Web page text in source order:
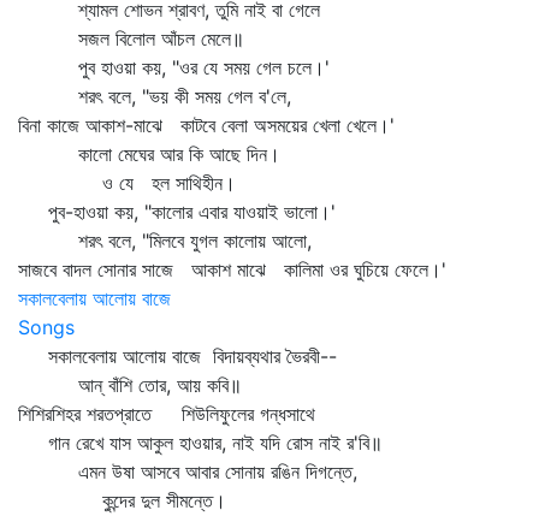
শ্যামল শোভন শ্রাবণ, তুমি নাই বা গেলে
সজল বিলোল আঁচল মেলে॥
পুব হাওয়া কয়, "ওর যে সময় গেল চলে।'
শরৎ বলে, "ভয় কী সময় গেল ব'লে,
বিনা কাজে আকাশ-মাঝে কাটবে বেলা অসময়ের খেলা খেলে।'
কালো মেঘের আর কি আছে দিন।
ও যে হল সাথিহীন।
পুব-হাওয়া কয়, "কালোর এবার যাওয়াই ভালো।'
শরৎ বলে, "মিলবে যুগল কালোয় আলো,
সাজবে বাদল সোনার সাজে আকাশ মাঝে কালিমা ওর ঘুচিয়ে ফেলে।'
সকালবেলায় আলোয় বাজে
Songs
সকালবেলায় আলোয় বাজে বিদায়ব্যথার ভৈরবী--
আন্‌ বাঁশি তোর, আয় কবি॥
শিশিরশিহর শরতপ্রাতে শিউলিফুলের গন্ধসাথে
গান রেখে যাস আকুল হাওয়ার, নাই যদি রোস নাই র'বি॥
এমন উষা আসবে আবার সোনায় রঙিন দিগন্তে,
কুন্দের দুল সীমন্তে।